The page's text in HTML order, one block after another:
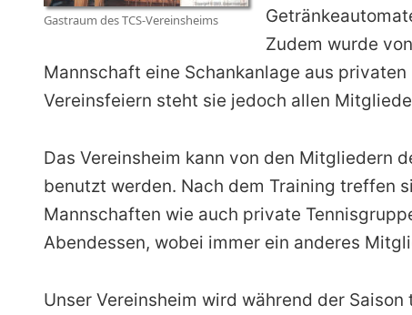
Gastraum des TCS-Vereinsheims
Zudem wurde
Mannschaft eine Schankanlage aus
Vereinsfeiern steht sie jedoch allen
Das Vereinsheim kann von den Mitgliedern
benutzt werden. Nach dem Training treffen
Mannschaften wie auch private
Abendessen, wobei immer ein anderes
Unser Vereinsheim wird während der